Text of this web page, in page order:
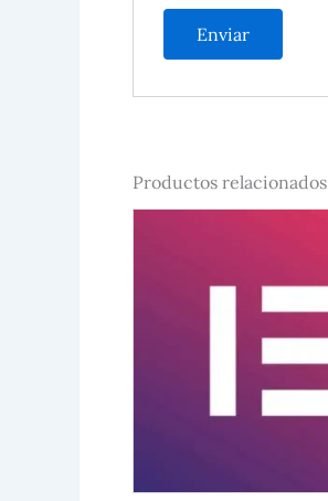
Productos relacionados